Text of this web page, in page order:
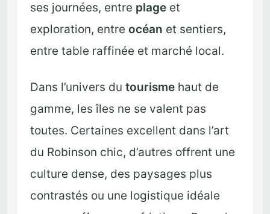
ses journées, entre plageet
exploration, entre océan et sentiers,
entre table raffinée et marché local.
Dans l’univers du tourismehaut de
gamme, les îles ne se valent pas
toutes. Certaines excellent dans l’art
du Robinson chic, d’autres offrent une
culture dense, des paysages plus
contrastés ou une logistique idéale